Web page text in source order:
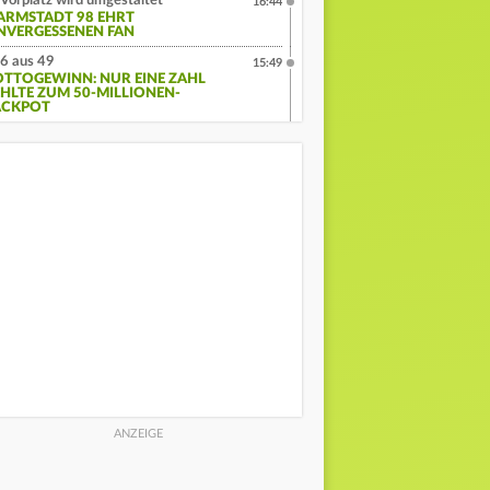
98 EHRT
FAN
6 aus 49
NUR EINE ZAHL
ZUM 50-MILLIONEN-
15:49